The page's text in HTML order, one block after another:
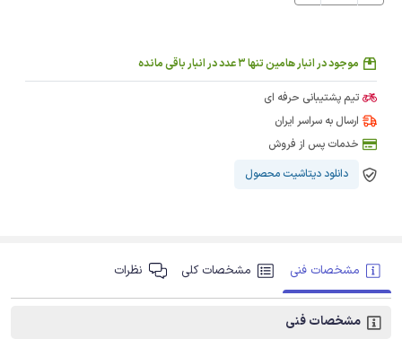
موجود در انبار هامین تنها 3 عدد در انبار باقی مانده
تیم پشتیبانی حرفه ای
ارسال به سراسر ایران
خدمات پس از فروش
دانلود دیتاشیت محصول
مشخصات فنی مشخصات کلی نظرات
مشخصات فنی